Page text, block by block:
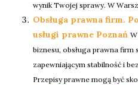
wynik Twojej sprawy. W
Obsługa prawna firm.
usługi prawne Poznań
biznesu, obsługa prawna firm
zapewniającym stabilność i
Przepisy prawne mogą być